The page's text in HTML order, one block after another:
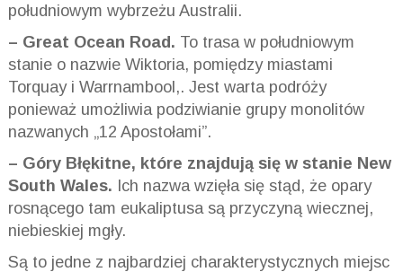
południowym wybrzeżu Australii.
– Great Ocean Road. To trasa w południowym
stanie o nazwie Wiktoria, pomiędzy miastami
Torquay i Warrnambool,. Jest warta podróży
ponieważ umożliwia podziwianie grupy monolitów
nazwanych „12 Apostołami”.
– Góry Błękitne, które znajdują się w stanie New
South Wales. Ich nazwa wzięła się stąd, że opary
rosnącego tam eukaliptusa są przyczyną wiecznej,
niebieskiej mgły.
Są to jedne z najbardziej charakterystycznych miejsc